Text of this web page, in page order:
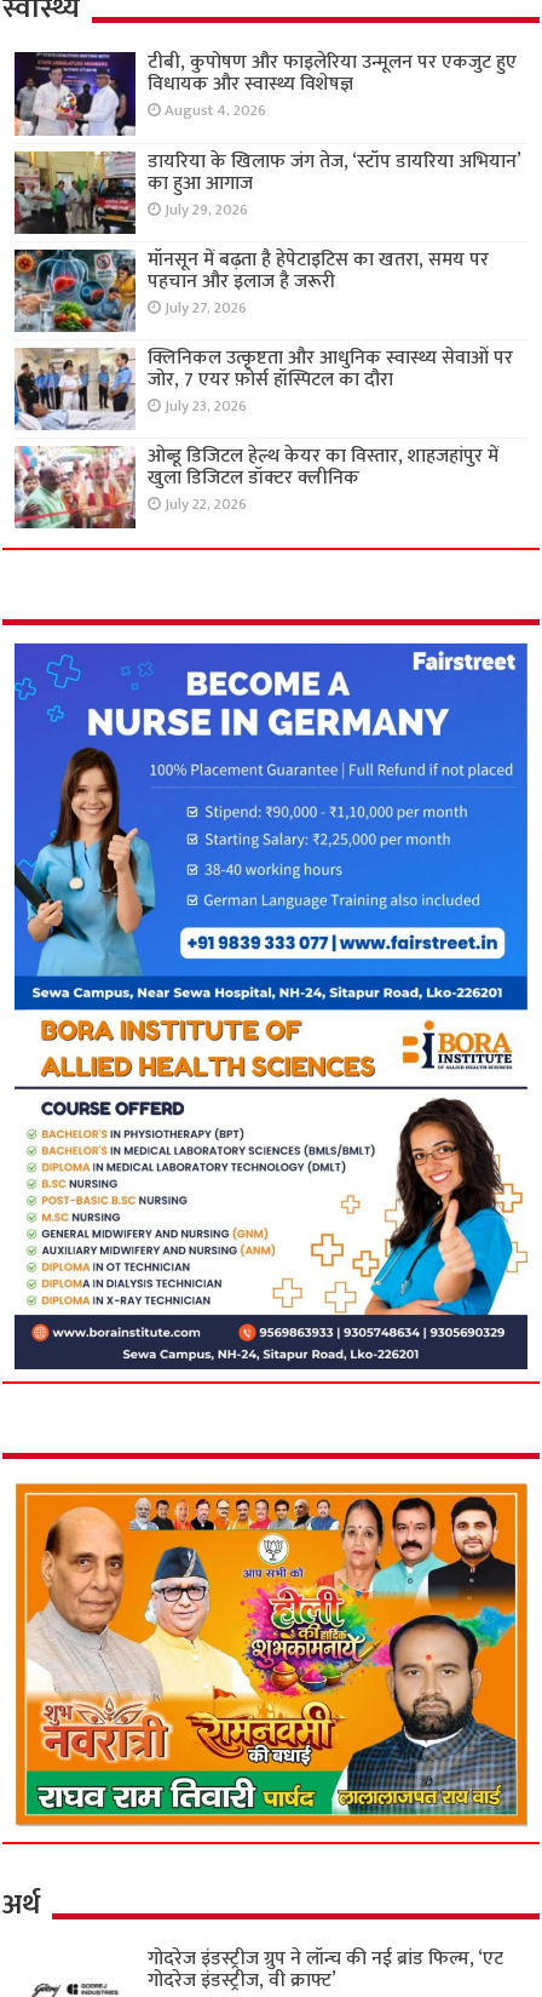
टीबी, कुपोषण और फाइलेरिया उन्मूलन पर एकजुट हुए
विधायक और स्वास्थ्य विशेषज्ञ
August 4, 2026
डायरिया के खिलाफ जंग तेज, ‘स्टॉप डायरिया अभियान’
का हुआ आगाज
July 29, 2026
मॉनसून में बढ़ता है हेपेटाइटिस का खतरा, समय पर
पहचान और इलाज है जरूरी
July 27, 2026
क्लिनिकल उत्कृष्टता और आधुनिक स्वास्थ्य सेवाओं पर
जोर, 7 एयर फ़ोर्स हॉस्पिटल का दौरा
July 23, 2026
ओब्डू डिजिटल हेल्थ केयर का विस्तार, शाहजहांपुर में
खुला डिजिटल डॉक्टर क्लीनिक
July 22, 2026
अर्थ
गोदरेज इंडस्ट्रीज ग्रुप ने लॉन्च की नई ब्रांड फिल्म, ‘एट
गोदरेज इंडस्ट्रीज, वी क्राफ्ट’